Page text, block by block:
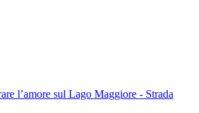
l’amore sul Lago Maggiore - Strada